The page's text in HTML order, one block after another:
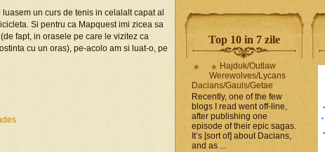
un curs de tenis in celalalt capat al
Si pentru ca Mapquest imi zicea sa
fapt, in orasele pe care le vizitez ca
cu un oras), pe-acolo am si luat-o, pe
Top 10 in 7 zile
Hajduk/Outlaw
Werewolves/Lycans
Dacians/Gauls/Getae
Recently, one of the few
blogs I read went off-line,
after publishing one
episode of their epic sagas.
It’s [sort of] about Dacians,
and as ...